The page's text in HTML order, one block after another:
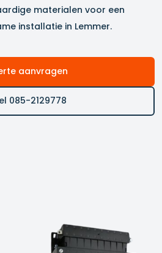
materialen voor een
installatie in Lemmer.
aanvragen
085-2129778